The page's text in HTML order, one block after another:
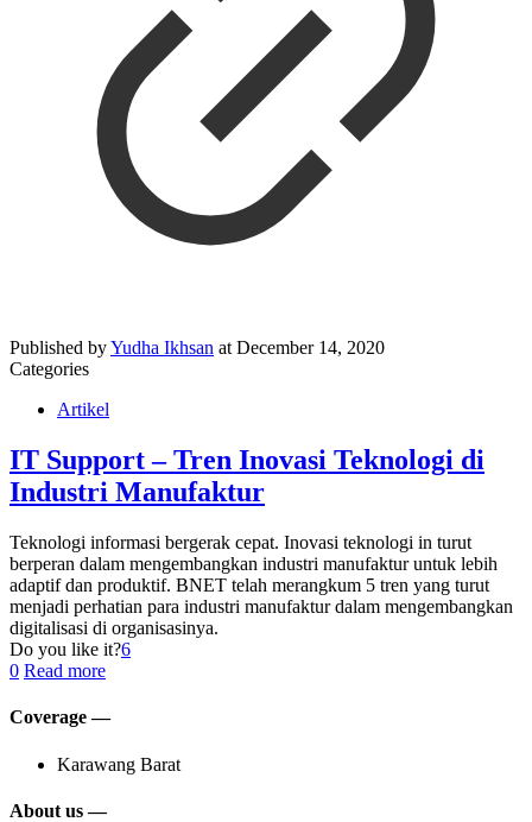
Published byYudha Ikhsan at December 14, 2020
Categories
Artikel
IT Support – Tren Inovasi Teknologi di
Industri Manufaktur
Teknologi informasi bergerak cepat. Inovasi teknologi in turut
berperan dalam mengembangkan industri manufaktur untuk lebih
adaptif dan produktif. BNET telah merangkum 5 tren yang turut
menjadi perhatian para industri manufaktur dalam mengembangkan
digitalisasi di organisasinya.
Do you like it?6
0 Read more
Coverage —
Karawang Barat
About us —